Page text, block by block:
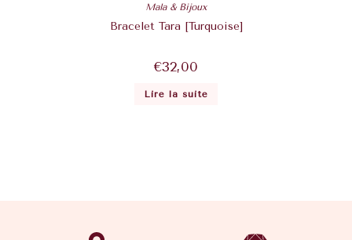
Mala & Bijoux
Bracelet Tara [Turquoise]
€32,00
Lire la suite